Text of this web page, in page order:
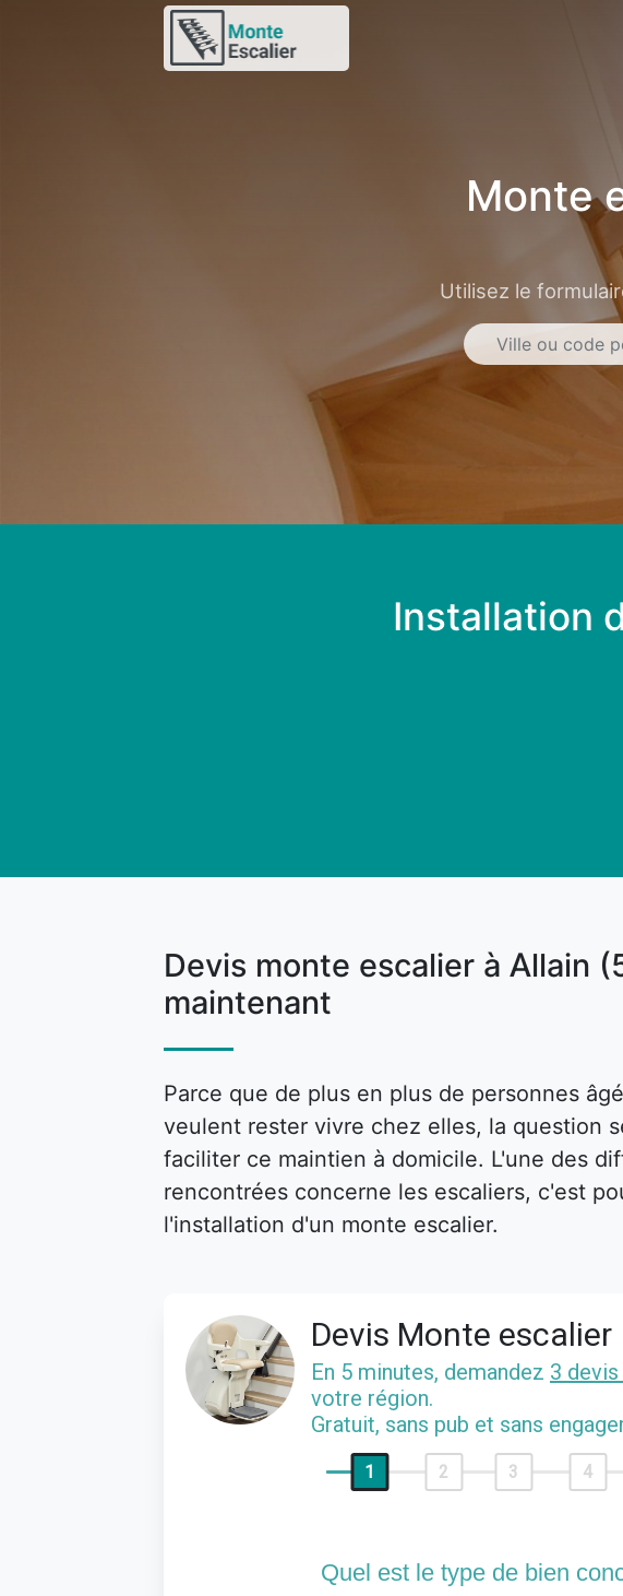
Monte
Utilisez le
Installation
Devis monte escalier à Allain
maintenant
Parce que de plus en plus de personnes
veulent rester vivre chez elles, la question
faciliter ce maintien à domicile. L'une des
rencontrées concerne les escaliers, c'est
l'installation d'un monte escalier.
Devis Monte escalier
En 5 minutes, demandez 3
votre région.
Gratuit, sans pub et sans
1 2 3 4
Quel est le type de bien